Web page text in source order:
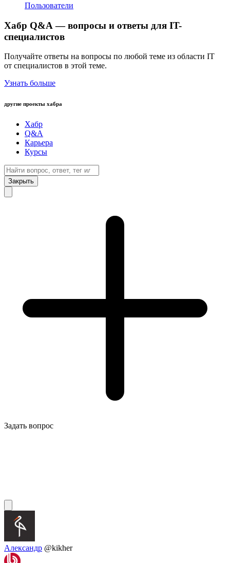
Пользователи
Хабр Q&A — вопросы и ответы для IT-
специалистов
Получайте ответы на вопросы по любой теме из области IT
от специалистов в этой теме.
Узнать больше
другие проекты хабра
Хабр
Q&A
Карьера
Курсы
Закрыть
Задать вопрос
Александр @kikher